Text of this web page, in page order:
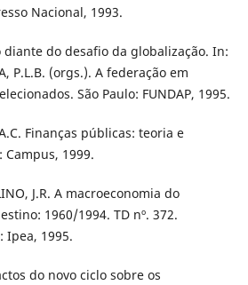
Nacional, 1993.
diante do desafio da globalização. In:
P.L.B. (orgs.). A federação em
São Paulo: FUNDAP, 1995.
Finanças públicas: teoria e
Campus, 1999.
J.R. A macroeconomia do
1960/1994. TD nº. 372.
Ipea, 1995.
do novo ciclo sobre os